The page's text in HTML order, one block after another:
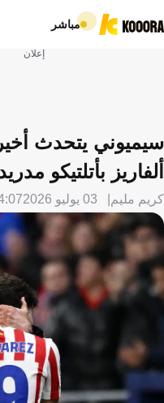
مباشر
إعلان
سيميوني يتحدث
ألفاريز بأتلتيكو
كريم مليم 03 يوليو 2026